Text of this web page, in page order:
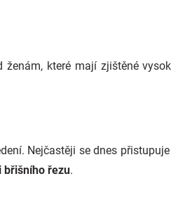
ženám, které mají zjištěné
Nejčastěji se dnes
břišního řezu.